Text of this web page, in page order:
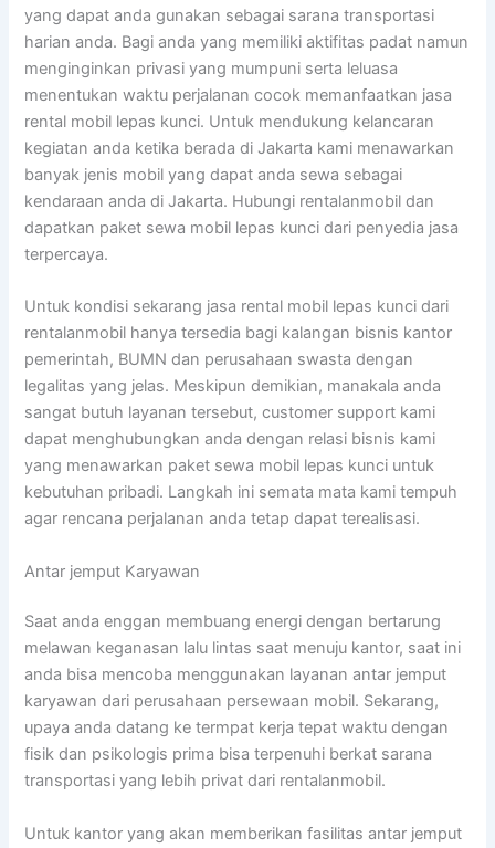
yang dapat anda gunakan sebagai sarana transportasi
harian anda. Bagi anda yang memiliki aktifitas padat namun
menginginkan privasi yang mumpuni serta leluasa
menentukan waktu perjalanan cocok memanfaatkan jasa
rental mobil lepas kunci. Untuk mendukung kelancaran
kegiatan anda ketika berada di Jakarta kami menawarkan
banyak jenis mobil yang dapat anda sewa sebagai
kendaraan anda di Jakarta. Hubungi rentalanmobil dan
dapatkan paket sewa mobil lepas kunci dari penyedia jasa
terpercaya.
Untuk kondisi sekarang jasa rental mobil lepas kunci dari
rentalanmobil hanya tersedia bagi kalangan bisnis kantor
pemerintah, BUMN dan perusahaan swasta dengan
legalitas yang jelas. Meskipun demikian, manakala anda
sangat butuh layanan tersebut, customer support kami
dapat menghubungkan anda dengan relasi bisnis kami
yang menawarkan paket sewa mobil lepas kunci untuk
kebutuhan pribadi. Langkah ini semata mata kami tempuh
agar rencana perjalanan anda tetap dapat terealisasi.
Antar jemput Karyawan
Saat anda enggan membuang energi dengan bertarung
melawan keganasan lalu lintas saat menuju kantor, saat ini
anda bisa mencoba menggunakan layanan antar jemput
karyawan dari perusahaan persewaan mobil. Sekarang,
upaya anda datang ke termpat kerja tepat waktu dengan
fisik dan psikologis prima bisa terpenuhi berkat sarana
transportasi yang lebih privat dari rentalanmobil.
Untuk kantor yang akan memberikan fasilitas antar jemput